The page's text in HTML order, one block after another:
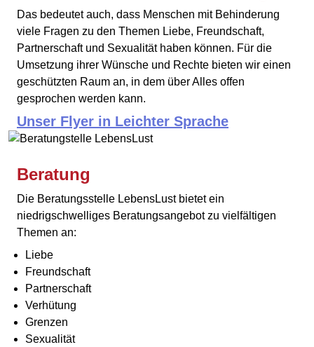
Das bedeutet auch, dass Menschen mit Behinderung
viele Fragen zu den Themen Liebe, Freundschaft,
Partnerschaft und Sexualität haben können. Für die
Umsetzung ihrer Wünsche und Rechte bieten wir einen
geschützten Raum an, in dem über Alles offen
gesprochen werden kann.
Unser Flyer in Leichter Sprache
Beratung
Die Beratungsstelle LebensLust bietet ein
niedrigschwelliges Beratungsangebot zu vielfältigen
Themen an:
Liebe
Freundschaft
Partnerschaft
Verhütung
Grenzen
Sexualität